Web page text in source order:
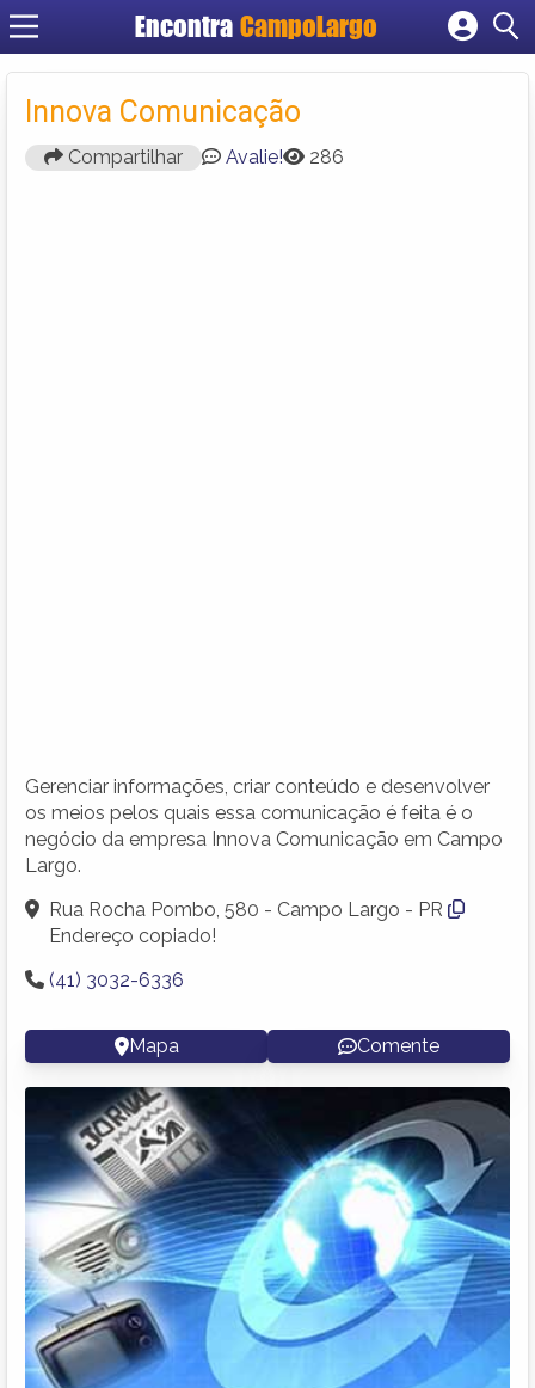
Encontra CampoLargo
Cadastrar empresa
Fazer login
Criar conta
Innova Comunicação
Compartilhar Avalie! 286
Gerenciar informações, criar conteúdo e desenvolver
os meios pelos quais essa comunicação é feita é o
negócio da empresa Innova Comunicação em Campo
Largo.
Rua Rocha Pombo, 580 - Campo Largo - PR
Endereço copiado!
(41) 3032-6336
Mapa Comente